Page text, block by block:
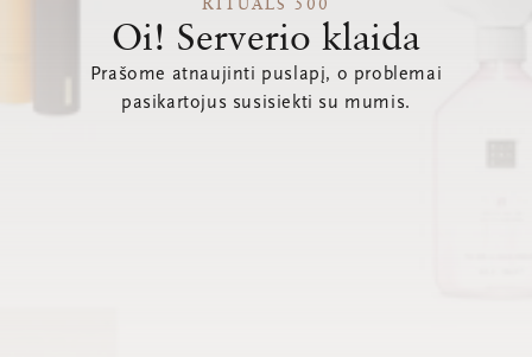
Oi! Serverio klaida
Prašome atnaujinti puslapį, o problemai
pasikartojus susisiekti su mumis.